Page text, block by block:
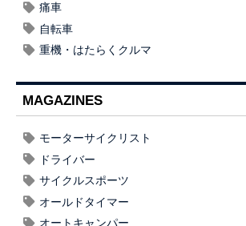
痛車
自転車
重機・はたらくクルマ
MAGAZINES
モーターサイクリスト
ドライバー
サイクルスポーツ
オールドタイマー
オートキャンパー